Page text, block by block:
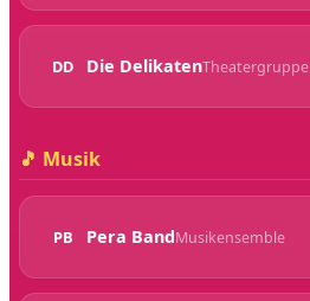
DD Die DelikatenTheatergruppe
🎵 Musik
PB Pera BandMusikensemble